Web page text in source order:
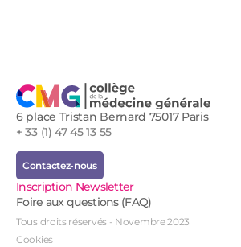
6 place Tristan Bernard 75017 Paris
+ 33 (1) 47 45 13 55
Contactez-nous
Inscription Newsletter
Foire aux questions (FAQ)
Tous droits réservés - Novembre 2023
Cookies